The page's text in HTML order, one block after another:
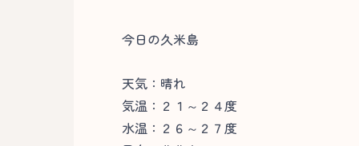
今日の久米島
天気：晴れ
気温：２１～２４度
水温：２６～２７度